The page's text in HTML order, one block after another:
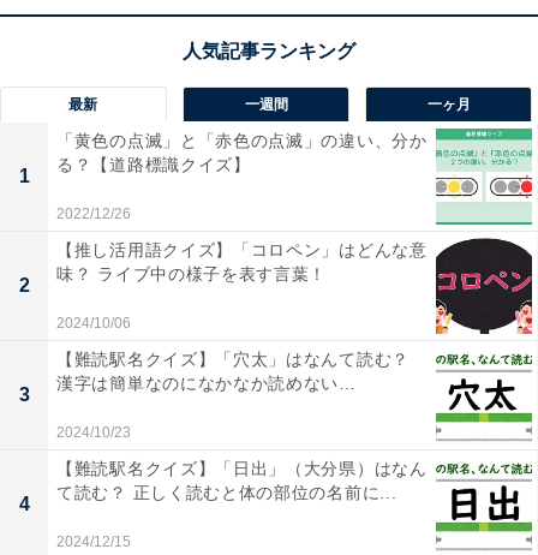
最新 一週間 一ヶ月
1
「黄色の点滅」と「赤色の点滅」の違い、分か
る？【道路標識クイズ】
2022/12/26
2
【推し活用語クイズ】「コロペン」はどんな意
味？ ライブ中の様子を表す言葉！
2024/10/06
3
【難読駅名クイズ】「穴太」はなんて読む？
漢字は簡単なのになかなか読めない…
2024/10/23
4
【難読駅名クイズ】「日出」（大分県）はなん
て読む？ 正しく読むと体の部位の名前に...
2024/12/15